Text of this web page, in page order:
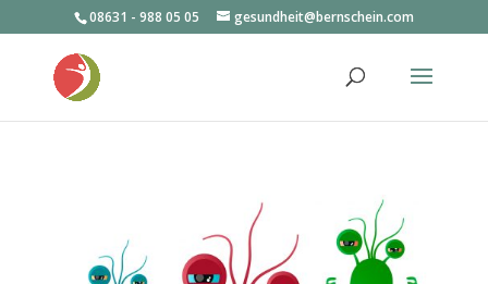
08631 - 988 05 05 gesundheit@bernschein.com